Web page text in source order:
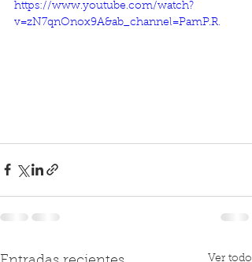
https://www.youtube.com/watch?
v=zN7qnOnox9A&ab_channel=PamP.R.
Ver todo